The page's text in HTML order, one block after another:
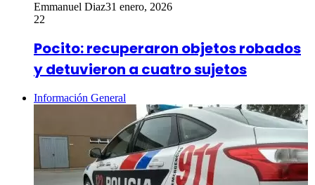
Emmanuel Diaz31 enero, 2026
22
Pocito: recuperaron objetos robados
y detuvieron a cuatro sujetos
Información General